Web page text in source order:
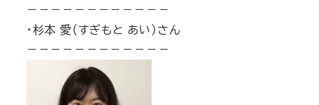
－－－－－－－－－－－－
・杉本 愛（すぎもと あい）さん
－－－－－－－－－－－－